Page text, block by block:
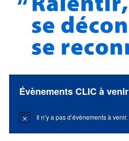
Évènements CLIC à venir
Notice Il n’y a pas d’évènements à venir.